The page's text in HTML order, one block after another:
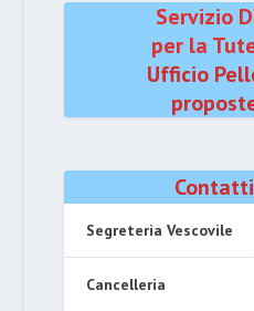
Servizio
per la
Ufficio
Segreteria Vescovile
Cancelleria